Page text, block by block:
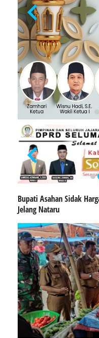
Bupati Asahan Sidak
Jelang Nataru